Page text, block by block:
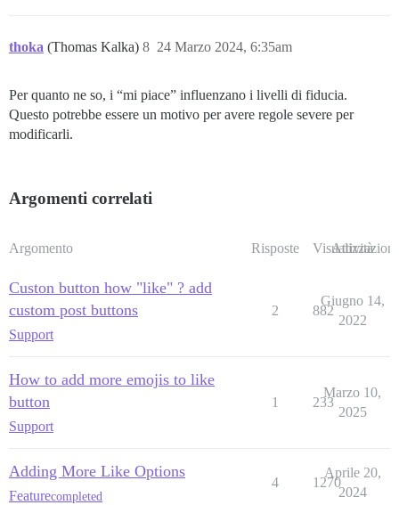
thoka (Thomas Kalka) 24 Marzo 2024, 6:35am
8
Per quanto ne so, i “mi piace” influenzano i livelli di fiducia.
Questo potrebbe essere un motivo per avere regole severe per
modificarli.
Argomenti correlati
Argomento Risposte Visualizzazioni
Attività
Custon button how "like" ? add
custom post buttons
Support
2 882
Giugno 14,
2022
How to add more emojis to like
button
Support
1 233
Marzo 10,
2025
Adding More Like Options
Featurecompleted
4 1270
Aprile 20,
2024